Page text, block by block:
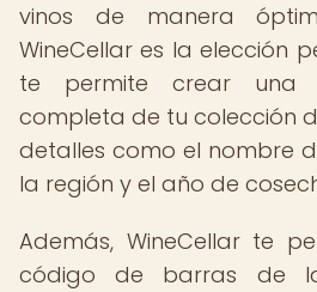
vinos de manera
WineCellar es la elección
te permite crear una
completa de tu colección
detalles como el nombre
la región y el año de
Además, WineCellar te
código de barras de